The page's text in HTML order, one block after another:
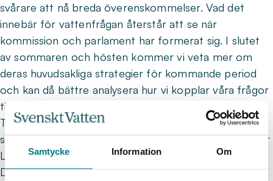
Samtycke Information Om
svårare att nå breda överenskommelser. Vad det
innebär för vattenfrågan återstår att se när
kommission och parlament har formerat sig. I slutet
av sommaren och hösten kommer vi veta mer om
deras huvudsakliga strategier för kommande period
och kan då bättre analysera hur vi kopplar våra frågor
till dessa, säger han.
Trots det förblir European People's Party (EPP)
största partigrupp vilket bäddar för att Ursula von der
Leyen får förnyat förtroende i EU-kommissionen.
Däremot kvarstår en rad frågetecken kring hur